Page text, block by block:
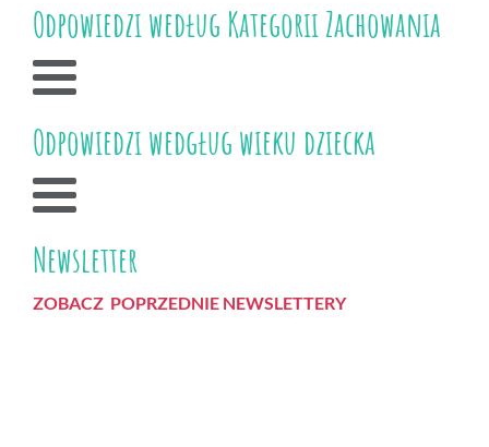
Odpowiedzi według Kategorii Zachowania
Odpowiedzi wedgług wieku dziecka
Newsletter
ZOBACZ POPRZEDNIE NEWSLETTERY